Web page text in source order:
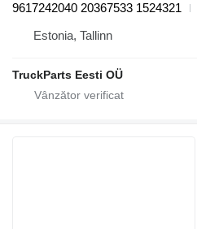
9617242040 20367533 1524321
Estonia, Tallinn
TruckParts Eesti OÜ